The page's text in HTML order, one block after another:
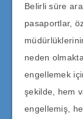
Belirli süre
pasaportlar,
neden
engellemek
şekilde, hem
engellemiş,